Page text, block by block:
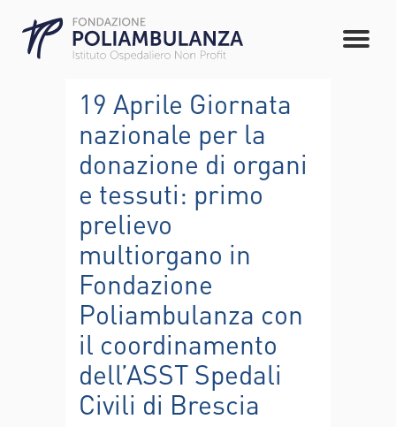
19 Aprile Giornata
nazionale per la
donazione di organi
e tessuti: primo
prelievo
multiorgano in
Fondazione
Poliambulanza con
il coordinamento
dell’ASST Spedali
Civili di Brescia